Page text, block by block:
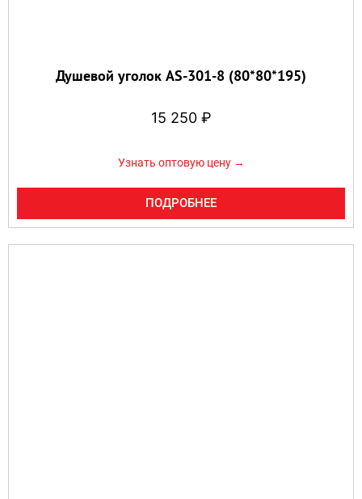
Душевой уголок AS-301-8 (80*80*195)
15 250 ₽
Узнать оптовую цену →
ПОДРОБНЕЕ